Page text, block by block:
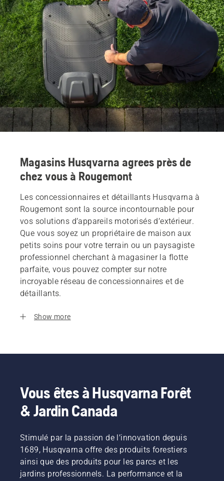
Magasins Husqvarna agrees près de
chez vous à Rougemont
Les concessionnaires et détaillants Husqvarna à
Rougemont sont la source incontournable pour
vos solutions d’appareils motorisés d’extérieur.
Que vous soyez un propriétaire de maison aux
petits soins pour votre terrain ou un paysagiste
professionnel cherchant à magasiner la flotte
parfaite, vous pouvez compter sur notre
incroyable réseau de concessionnaires et de
détaillants.
Show more
Vous êtes à Husqvarna Forêt
& Jardin Canada
Stimulé par la passion de l’innovation depuis
1689, Husqvarna offre des produits forestiers
ainsi que des produits pour les parcs et les
jardins professionnels. La performance et la